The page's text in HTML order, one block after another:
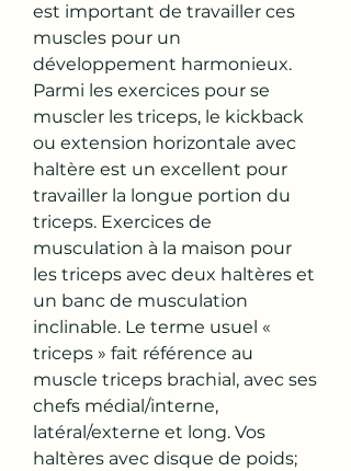
est important de travailler ces
muscles pour un
développement harmonieux.
Parmi les exercices pour se
muscler les triceps, le kickback
ou extension horizontale avec
haltère est un excellent pour
travailler la longue portion du
triceps. Exercices de
musculation à la maison pour
les triceps avec deux haltères et
un banc de musculation
inclinable. Le terme usuel «
triceps » fait référence au
muscle triceps brachial, avec ses
chefs médial/interne,
latéral/externe et long. Vos
haltères avec disque de poids;